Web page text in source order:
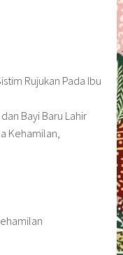
Rujukan Pada Ibu
Bayi Baru Lahir
Kehamilan,